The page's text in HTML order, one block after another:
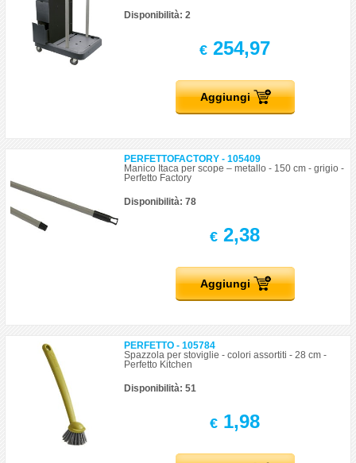
Disponibilità: 2
€ 254,97
Aggiungi
PERFETTOFACTORY - 105409
Manico Itaca per scope – metallo - 150 cm - grigio -
Perfetto Factory
Disponibilità: 78
€ 2,38
Aggiungi
PERFETTO - 105784
Spazzola per stoviglie - colori assortiti - 28 cm -
Perfetto Kitchen
Disponibilità: 51
€ 1,98